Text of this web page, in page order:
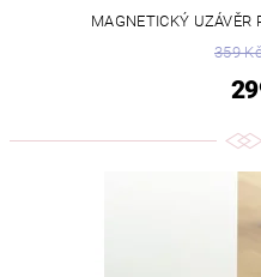
MAGNETICKÝ UZÁVĚR
359